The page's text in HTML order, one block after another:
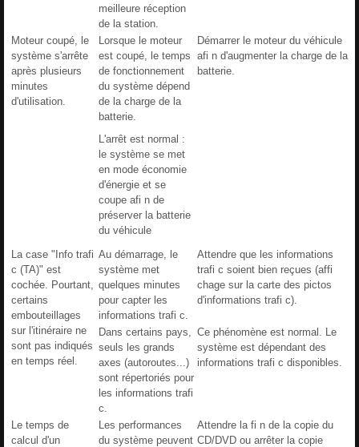
meilleure réception
de la station.
Moteur coupé, le
système s'arrête
après plusieurs
minutes
d'utilisation.
Lorsque le moteur
est coupé, le temps
de fonctionnement
du système dépend
de la charge de la
batterie.
L'arrêt est normal :
le système se met
en mode économie
d'énergie et se
coupe afi n de
préserver la batterie
du véhicule
Démarrer le moteur du véhicule
afi n d'augmenter la charge de la
batterie.
La case "Info trafi
c (TA)" est
cochée. Pourtant,
certains
embouteillages
sur l'itinéraire ne
sont pas indiqués
en temps réel.
Au démarrage, le
système met
quelques minutes
pour capter les
informations trafi c.
Attendre que les informations
trafi c soient bien reçues (affi
chage sur la carte des pictos
d'informations trafi c).
Dans certains pays,
seuls les grands
axes (autoroutes...)
sont répertoriés pour
les informations trafi
c.
Ce phénomène est normal. Le
système est dépendant des
informations trafi c disponibles.
Le temps de
calcul d'un
Les performances
du système peuvent
Attendre la fi n de la copie du
CD/DVD ou arrêter la copie